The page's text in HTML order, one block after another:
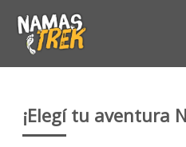
contenido
¡Elegí tu aventura